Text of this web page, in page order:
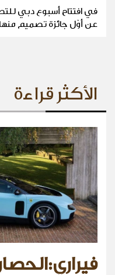
عن أوّل جائزة تصميم منها
الأكثر قراءة